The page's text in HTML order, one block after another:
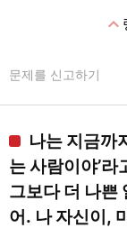
expand_less
문제를 신고하기
나는 지금까
는 사람이야’
그보다 더 나쁜
어. 나 자신이,